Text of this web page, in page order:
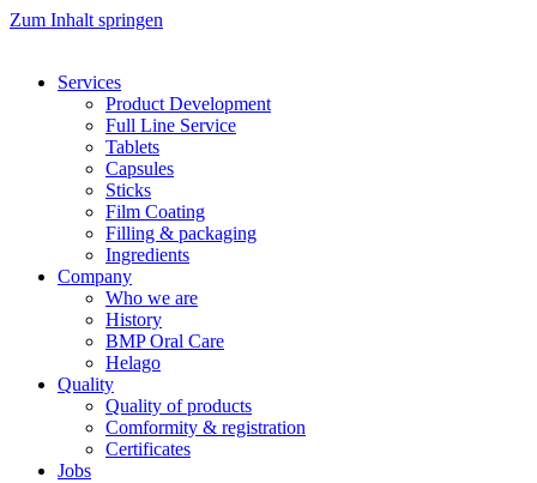
Zum Inhalt springen
Services
Product Development
Full Line Service
Tablets
Capsules
Sticks
Film Coating
Filling & packaging
Ingredients
Company
Who we are
History
BMP Oral Care
Helago
Quality
Quality of products
Comformity & registration
Certificates
Jobs